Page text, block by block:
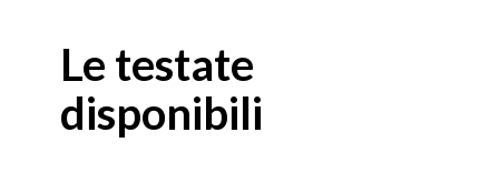
Le testate
disponibili